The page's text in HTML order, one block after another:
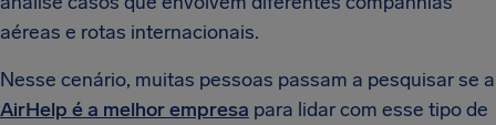
aéreas e rotas internacionais.
Nesse cenário, muitas pessoas passam a pesquisar se a
AirHelp é a melhor empresa para lidar com esse tipo de